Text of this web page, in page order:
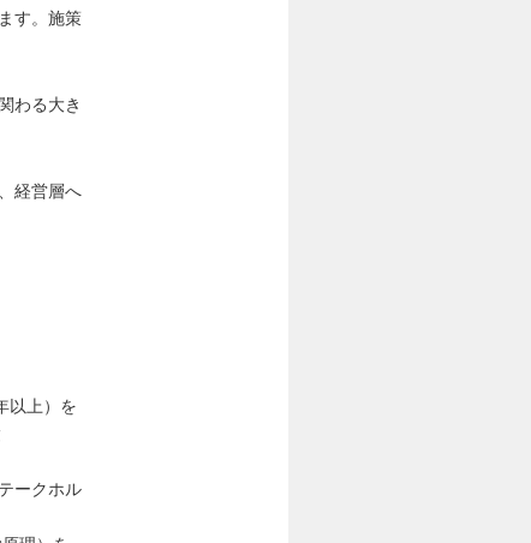
す。施策
わる大き
経営層へ
以上）を
ークホル